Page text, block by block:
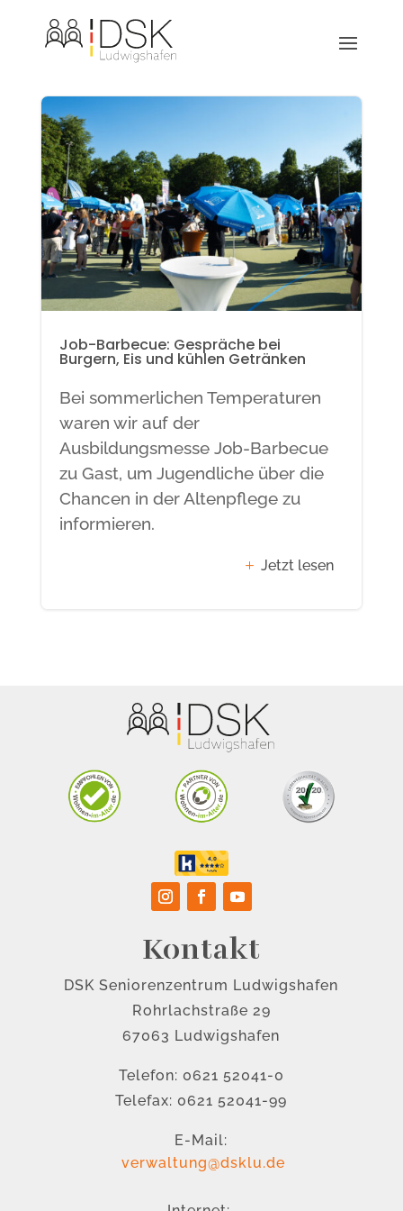
Job-Barbecue: Gespräche bei
Burgern, Eis und kühlen Getränken
Bei sommerlichen Temperaturen
waren wir auf der
Ausbildungsmesse Job-Barbecue
zu Gast, um Jugendliche über die
Chancen in der Altenpflege zu
informieren.
Jetzt lesen
Kontakt
DSK Seniorenzentrum Ludwigshafen
Rohrlachstraße 29
67063 Ludwigshafen
Telefon: 0621 52041-0
Telefax: 0621 52041-99
E-Mail:
verwaltung@dsklu.de